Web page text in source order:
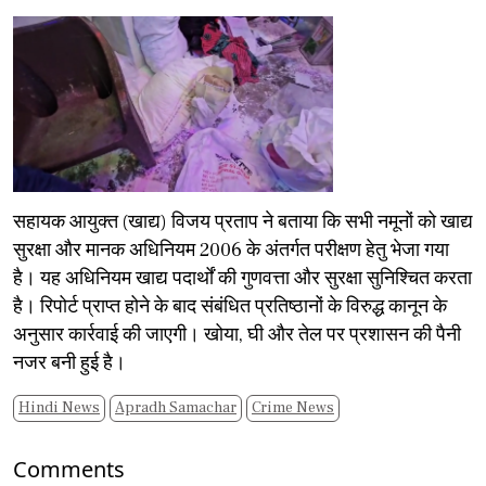
​सहायक आयुक्त (खाद्य) विजय प्रताप ने बताया कि सभी नमूनों को खाद्य
सुरक्षा और मानक अधिनियम 2006 के अंतर्गत परीक्षण हेतु भेजा गया
है। यह अधिनियम खाद्य पदार्थों की गुणवत्ता और सुरक्षा सुनिश्चित करता
है। रिपोर्ट प्राप्त होने के बाद संबंधित प्रतिष्ठानों के विरुद्ध कानून के
अनुसार कार्रवाई की जाएगी। खोया, घी और तेल पर प्रशासन की पैनी
नजर बनी हुई है।
Hindi News Apradh Samachar Crime News
Comments